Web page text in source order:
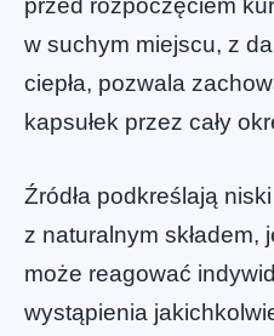
przed rozpoczęciem
w suchym miejscu, z
ciepła, pozwala
kapsułek przez cały
Źródła podkreślają
z naturalnym
może reagować
wystąpienia